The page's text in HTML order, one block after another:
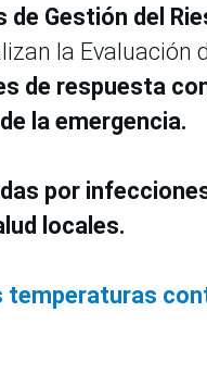
de Gestión del
la Evaluación
de respuesta
la emergencia.
por
locales.
temperaturas